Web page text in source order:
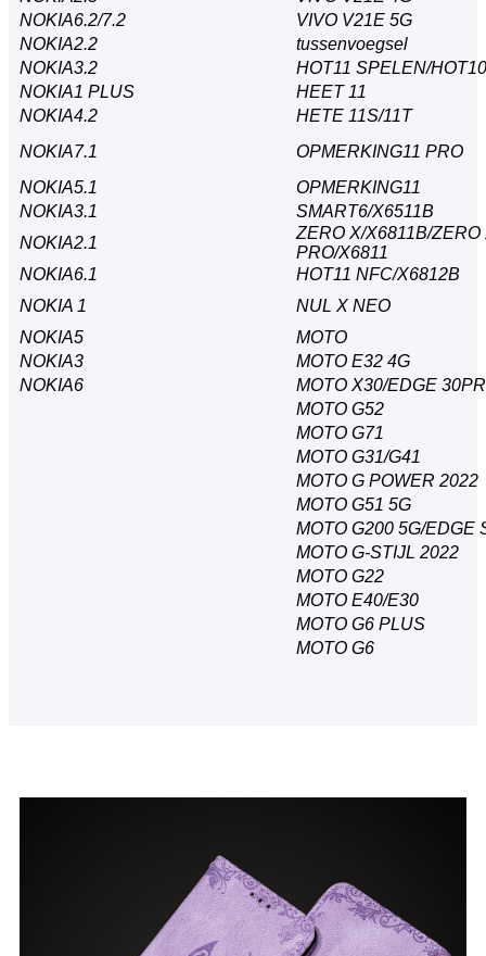
NOKIA6.2/7.2
VIVO V21E 5G
NOKIA2.2
tussenvoegsel
NOKIA3.2
HOT11 SPELEN/
NOKIA1 PLUS
HEET 11
NOKIA4.2
HETE 11S/11T
NOKIA7.1
OPMERKING11 PRO
NOKIA5.1
OPMERKING11
NOKIA3.1
SMART6/X6511B
NOKIA2.1
ZERO X/X6811B/ZERO
PRO/X6811
NOKIA6.1
HOT11 NFC/X6812B
NOKIA 1
NUL X NEO
NOKIA5
MOTO
NOKIA3
MOTO E32 4G
NOKIA6
MOTO X30/EDGE
MOTO G52
MOTO G71
MOTO G31/G41
MOTO G POWER 2022
MOTO G51 5G
MOTO G200 5G/EDGE
MOTO G-STIJL 2022
MOTO G22
MOTO E40/E30
MOTO G6 PLUS
MOTO G6